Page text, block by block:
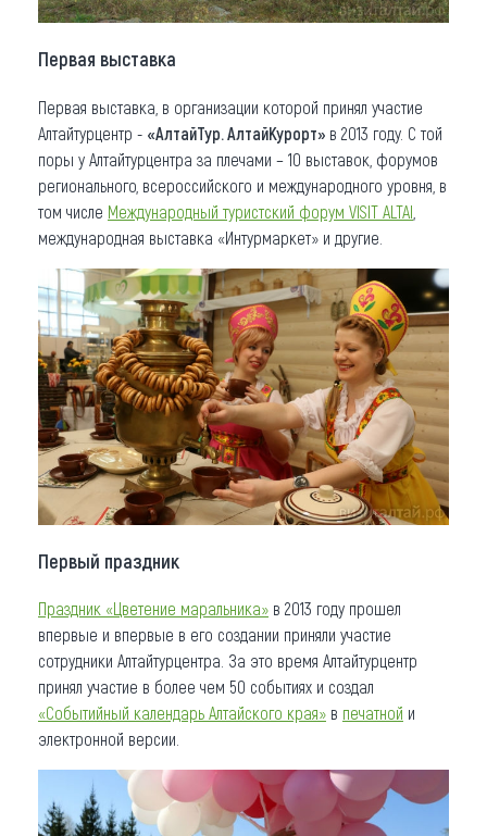
Первая выставка
Первая выставка, в организации которой принял участие
Алтайтурцентр - «АлтайТур. АлтайКурорт» в 2013 году. С той
поры у Алтайтурцентра за плечами – 10 выставок, форумов
регионального, всероссийского и международного уровня, в
том числе Международный туристский форум VISIT ALTAI
международная выставка «Интурмаркет» и другие.
Первый праздник
Праздник «Цветение маральника» в 2013 году прошел
впервые и впервые в его создании приняли участие
сотрудники Алтайтурцентра. За это время Алтайтурцентр
принял участие в более чем 50 событиях и создал
«Событийный календарь Алтайского края» в печатной и
электронной версии.